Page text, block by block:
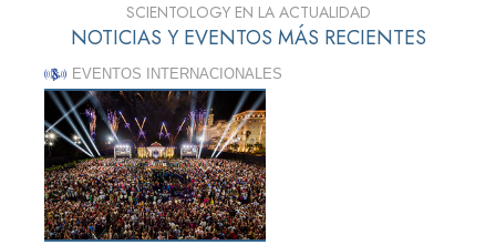
SCIENTOLOGY EN LA ACTUALIDAD
NOTICIAS Y EVENTOS MÁS RECIENTES
EVENTOS INTERNACIONALES